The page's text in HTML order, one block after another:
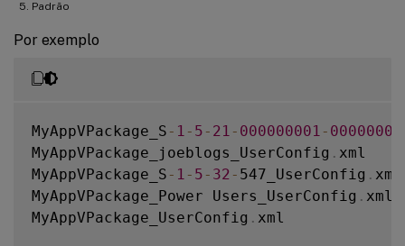
Padrão
Por exemplo
MyAppVPackage_S - 1 - 5 - 21 - 000000001 -
MyAppVPackage_joeblogs_UserConfig . xml
MyAppVPackage_S - 1 - 5 - 32 - 547_UserConfig . xml
MyAppVPackage_Power Users_UserConfig . xml
MyAppVPackage_UserConfig . xml